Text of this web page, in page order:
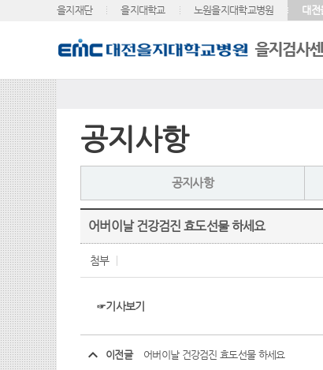
을지재단 을지대학교 노원을지대학교병원 대전
공지사항
공지사항
어버이날 건강검진 효도선물 하세요
첨부
☞기사보기
이전글 어버이날 건강검진 효도선물 하세요